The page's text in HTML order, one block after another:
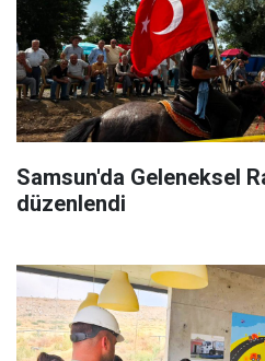
Samsun'da Geleneksel
düzenlendi